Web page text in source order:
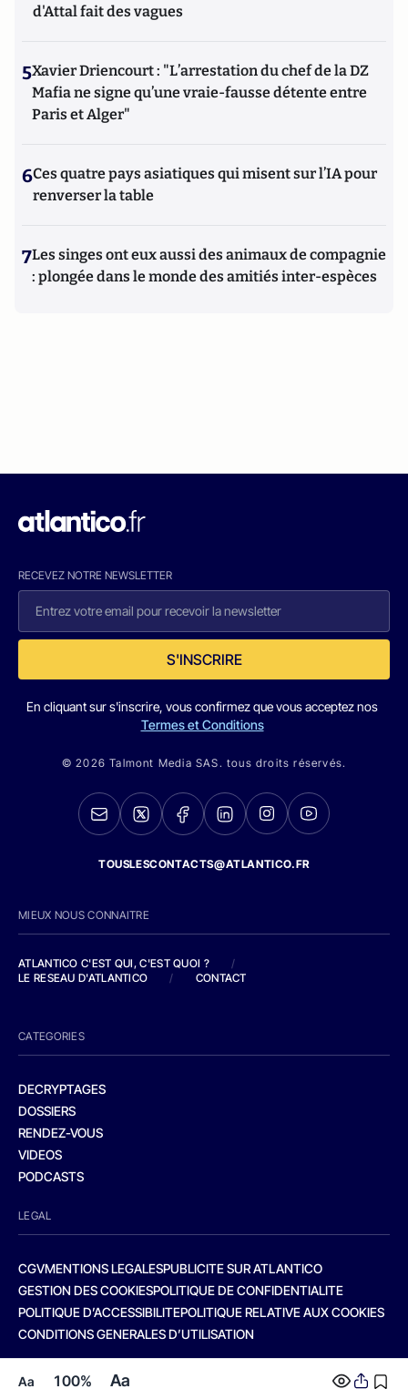
Aa 100% Aa
d'Attal fait des vagues
5Xavier Driencourt : "L’arrestation du chef de la DZ
Mafia ne signe qu’une vraie-fausse détente entre
Paris et Alger"
6Ces quatre pays asiatiques qui misent sur l’IA pour
renverser la table
7Les singes ont eux aussi des animaux de compagnie
: plongée dans le monde des amitiés inter-espèces
RECEVEZ NOTRE NEWSLETTER
S'INSCRIRE
En cliquant sur s'inscrire, vous confirmez que vous acceptez nos
Termes et Conditions
© 2026 Talmont Media SAS. tous droits réservés.
TOUSLESCONTACTS@ATLANTICO.FR
MIEUX NOUS CONNAITRE
ATLANTICO C'EST QUI, C'EST QUOI ?
/
LE RESEAU D'ATLANTICO
/ CONTACT
CATEGORIES
DECRYPTAGES
DOSSIERS
RENDEZ-VOUS
VIDEOS
PODCASTS
LEGAL
CGVMENTIONS LEGALESPUBLICITE SUR ATLANTICO
GESTION DES COOKIESPOLITIQUE DE CONFIDENTIALITE
POLITIQUE D’ACCESSIBILITEPOLITIQUE RELATIVE AUX COOKIES
CONDITIONS GENERALES D’UTILISATION